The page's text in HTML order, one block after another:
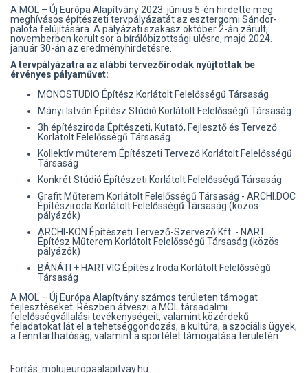
A MOL – Új Európa Alapítvány 2023. június 5-én hirdette meg
meghívásos építészeti tervpályázatát az esztergomi Sándor-
palota felújítására. A pályázati szakasz október 2-án zárult,
novemberben került sor a bírálóbizottsági ülésre, majd 2024.
január 30-án az eredményhirdetésre.
A tervpályázatra az alábbi tervezőirodák nyújtottak be
érvényes pályaművet:
MONOSTUDIO Építész Korlátolt Felelősségű Társaság
Mányi István Építész Stúdió Korlátolt Felelősségű Társaság
3h építésziroda Építészeti, Kutató, Fejlesztő és Tervező
Korlátolt Felelősségű Társaság
Kollektív műterem Építészeti Tervező Korlátolt Felelősségű
Társaság
Konkrét Stúdió Építészeti Korlátolt Felelősségű Társaság
Grafit Műterem Korlátolt Felelősségű Társaság - ARCHI.DOC
Építésziroda Korlátolt Felelősségű Társaság (közös
pályázók)
ARCHI-KON Építészeti Tervező-Szervező Kft. - NART
Építész Műterem Korlátolt Felelősségű Társaság (közös
pályázók)
BÁNÁTI + HARTVIG Építész Iroda Korlátolt Felelősségű
Társaság
A MOL – Új Európa Alapítvány számos területen támogat
fejlesztéseket. Részben átveszi a MOL társadalmi
felelősségvállalási tevékenységeit, valamint közérdekű
feladatokat lát el a tehetséggondozás, a kultúra, a szociális ügyek,
a fenntarthatóság, valamint a sportélet támogatása területén.
Forrás: molujeuropaalapitvay.hu